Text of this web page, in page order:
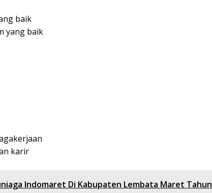
baik
yang baik
karir
Indomaret Di Kabupaten Lembata Maret Tahun